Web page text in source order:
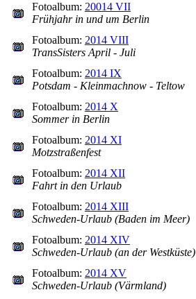
Fotoalbum: 20014 VII
Frühjahr in und um Berlin
Fotoalbum: 2014 VIII
TransSisters April - Juli
Fotoalbum: 2014 IX
Potsdam - Kleinmachnow - Teltow
Fotoalbum: 2014 X
Sommer in Berlin
Fotoalbum: 2014 XI
Motzstraßenfest
Fotoalbum: 2014 XII
Fahrt in den Urlaub
Fotoalbum: 2014 XIII
Schweden-Urlaub (Baden im Meer)
Fotoalbum: 2014 XIV
Schweden-Urlaub (an der Westküste)
Fotoalbum: 2014 XV
Schweden-Urlaub (Värmland)